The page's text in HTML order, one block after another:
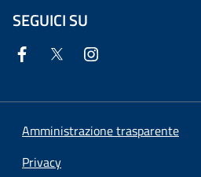
SEGUICI SU
Amministrazione trasparente
Privacy